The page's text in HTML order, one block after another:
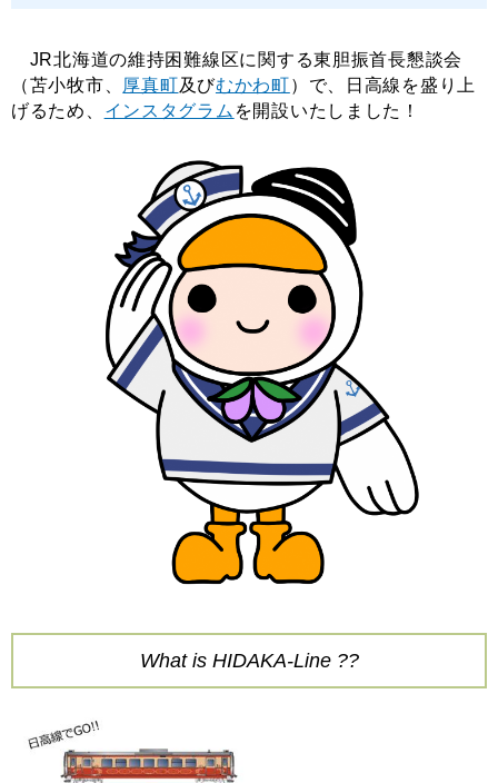
JR北海道の維持困難線区に関する東胆振首長懇談会
（苫小牧市、 厚真町及びむかわ町）で、日高線を盛り上
げるため、 インスタグラム を開設いたしました！
What is HIDAKA-Line ??